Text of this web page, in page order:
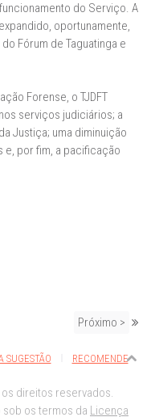
do Serviço. A
oportunamente,
Fórum de Taguatinga e
Forense, o TJDFT
serviços judiciários; a
Justiça; uma diminuição
por fim, a pacificação
Próximo >
SUGESTÃO RECOMENDE
direitos reservados.
os termos da Licença